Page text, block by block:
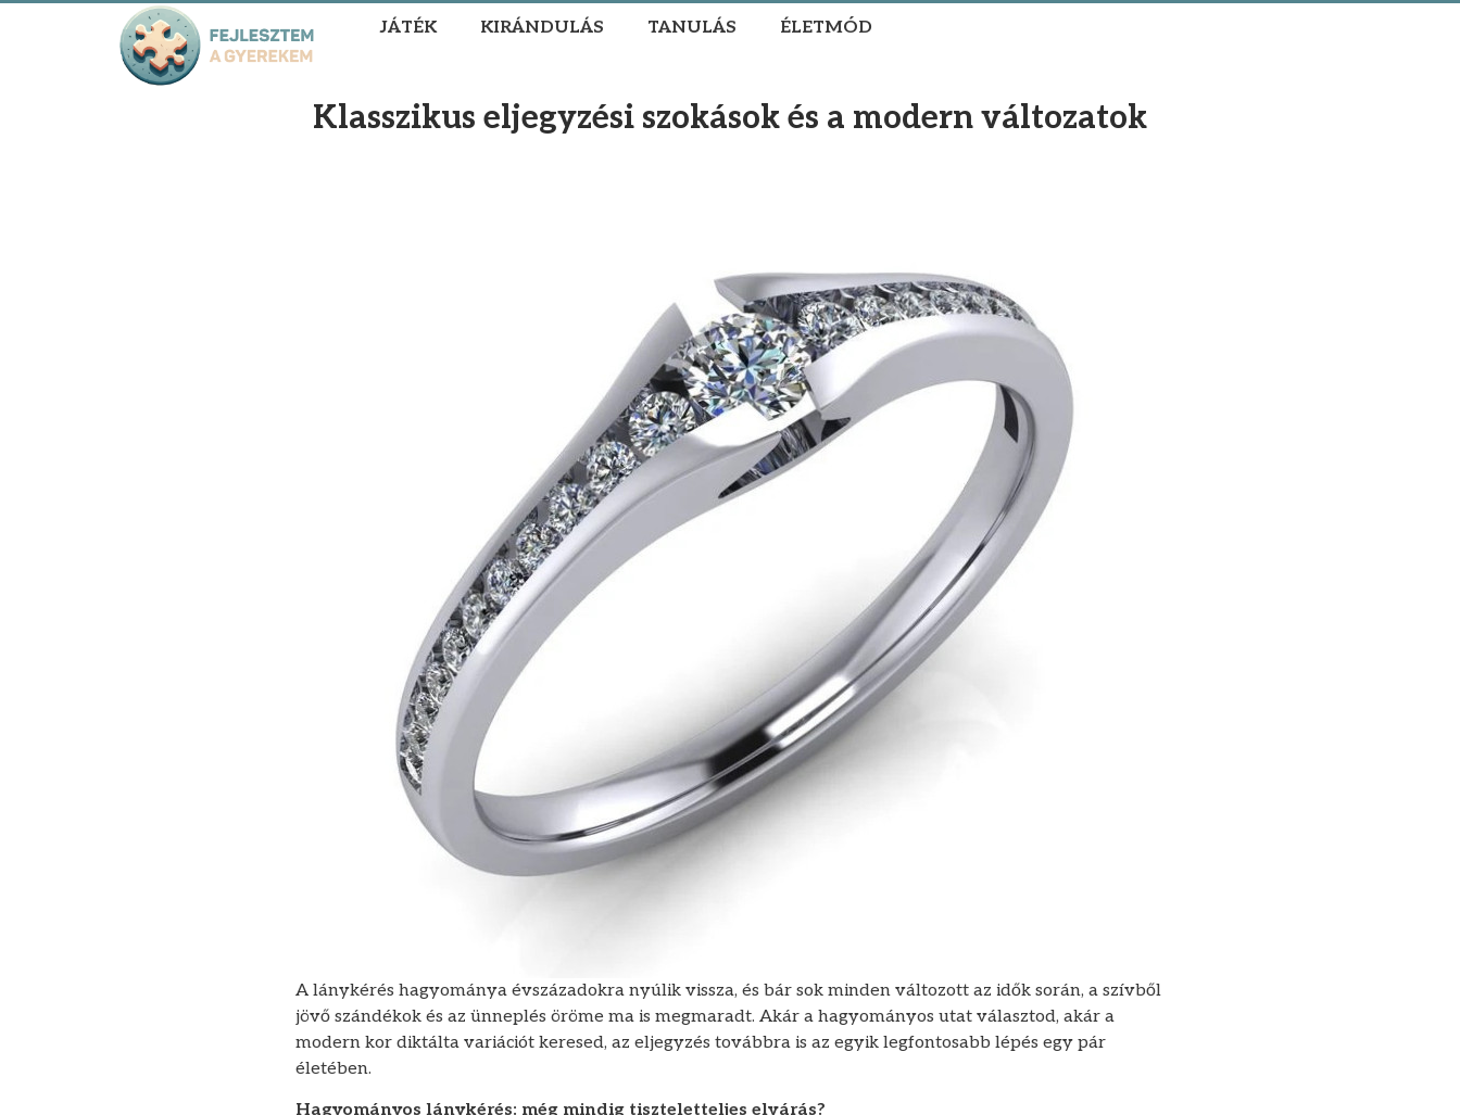
JÁTÉK KIRÁNDULÁS TANULÁS ÉLETMÓD
Klasszikus eljegyzési szokások és a modern változatok
A lánykérés hagyománya évszázadokra nyúlik vissza, és bár sok minden változott az idők során, a szívből
jövő szándékok és az ünneplés öröme ma is megmaradt. Akár a hagyományos utat választod, akár a
modern kor diktálta variációt keresed, az eljegyzés továbbra is az egyik legfontosabb lépés egy pár
életében.
Hagyományos lánykérés: még mindig tiszteletteljes elvárás?